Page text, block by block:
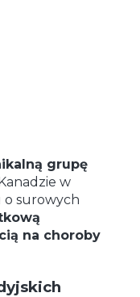
grupę
w
surowych
na choroby